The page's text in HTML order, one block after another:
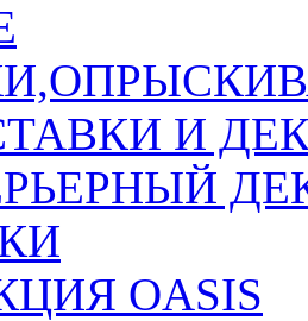
И
OASIS